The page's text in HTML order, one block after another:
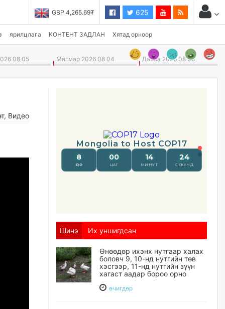
USD 3,496.90₮
GBP 4,265.69₮ 625
ярилцлага КОНТЕНТ ЗАДЛАН Хятад орноор
08 05 Мягмар 2026 08 04 Даваа 2026 08 03
, Видео
Шинэ Их уншигдсан
Өнөөдөр ихэнх нутгаар халах
боловч 9, 10-нд нутгийн төв
хэсгээр, 11-нд нутгийн зүүн
хагаст аадар бороо орно
өчигдѳр